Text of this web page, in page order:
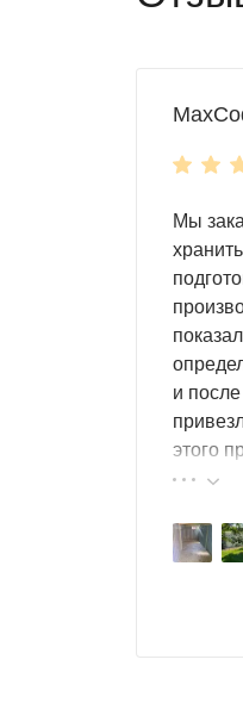
Мы
и
этого
быстро,